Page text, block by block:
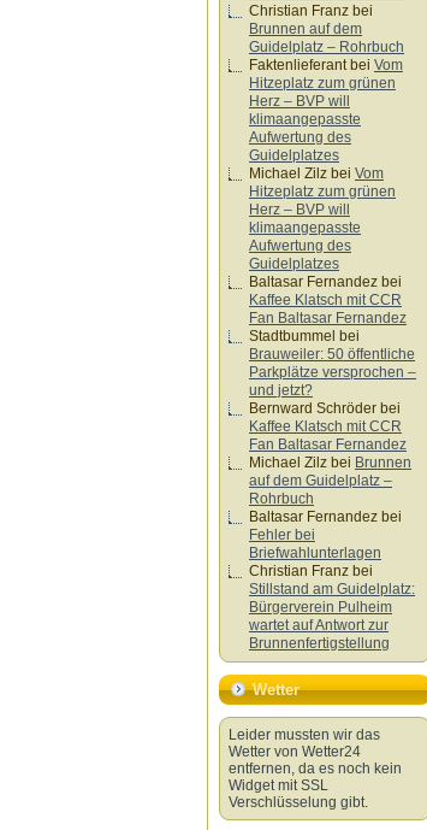
Christian Franz bei
Brunnen auf dem
Guidelplatz – Rohrbuch
Faktenlieferantbei Vom
Hitzeplatz zum grünen
Herz – BVP will
klimaangepasste
Aufwertung des
Guidelplatzes
Michael Zilz bei Vom
Hitzeplatz zum grünen
Herz – BVP will
klimaangepasste
Aufwertung des
Guidelplatzes
Baltasar Fernandez bei
Kaffee Klatsch mit CCR
Fan Baltasar Fernandez
Stadtbummel bei
Brauweiler: 50 öffentliche
Parkplätze versprochen –
und jetzt?
Bernward Schröder bei
Kaffee Klatsch mit CCR
Fan Baltasar Fernandez
Michael Zilz bei Brunnen
auf dem Guidelplatz –
Rohrbuch
Baltasar Fernandez bei
Fehler bei
Briefwahlunterlagen
Christian Franz bei
Stillstand am Guidelplatz:
Bürgerverein Pulheim
wartet auf Antwort zur
Brunnenfertigstellung
Wetter
Leider mussten wir das
Wetter von Wetter24
entfernen, da es noch kein
Widget mit SSL
Verschlüsselung gibt.